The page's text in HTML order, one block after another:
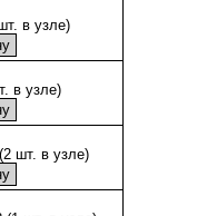
в узле)
в узле)
шт. в узле)